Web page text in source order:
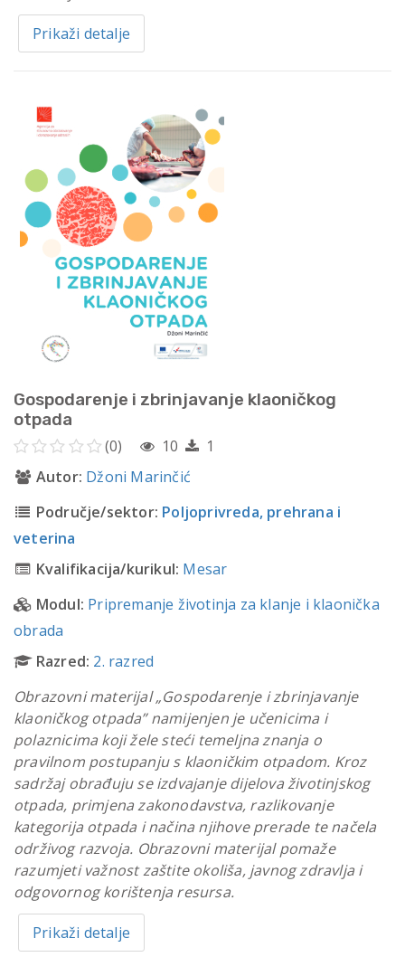
Prikaži detalje
Gospodarenje i zbrinjavanje klaoničkog
otpada
(0) 10
1
Autor: Džoni Marinčić
Područje/sektor: Poljoprivreda, prehrana i
veterina
Kvalifikacija/kurikul: Mesar
Modul: Pripremanje životinja za klanje i klaonička
obrada
Razred: 2. razred
Obrazovni materijal „Gospodarenje i zbrinjavanje
klaoničkog otpada” namijenjen je učenicima i
polaznicima koji žele steći temeljna znanja o
pravilnom postupanju s klaoničkim otpadom. Kroz
sadržaj obrađuju se izdvajanje dijelova životinjskog
otpada, primjena zakonodavstva, razlikovanje
kategorija otpada i načina njihove prerade te načela
održivog razvoja. Obrazovni materijal pomaže
razumjeti važnost zaštite okoliša, javnog zdravlja i
odgovornog korištenja resursa.
Prikaži detalje